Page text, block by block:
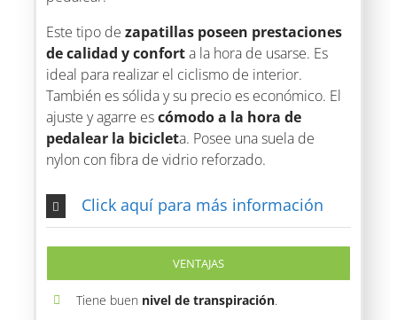
Este tipo dezapatillas poseen prestaciones
de calidad y conforta la hora de usarse. Es
ideal para realizar el ciclismo de interior.
También es sólida y su precio es económico. El
ajuste y agarre escómodo a la hora de
pedalear la bicicleta. Posee una suela de
nylon con fibra de vidrio reforzado.
Click aquí para más información
VENTAJAS
Tiene buen nivel de transpiración.